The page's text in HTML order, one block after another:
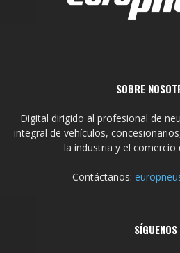
SOBRE
Digital dirigido al profesional de
integral de vehículos,
la industria y el comercio
Contáctanos:
SÍGUENOS